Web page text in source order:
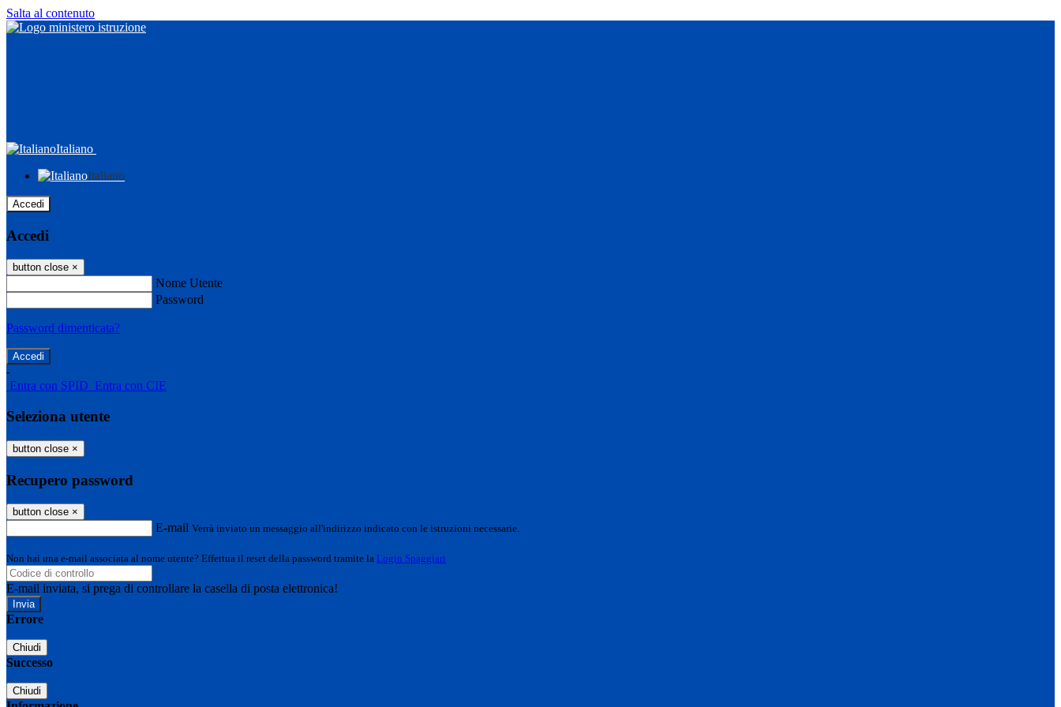
Salta al contenuto
Italiano
Italiano
Accedi
Accedi
button close ×
Nome Utente
Password
Password dimenticata?
-
Entra con SPID Entra con CIE
Seleziona utente
button close ×
Recupero password
button close ×
E-mail Verrà inviato un messaggio all'indirizzo indicato con le istruzioni necessarie.
Non hai una e-mail associata al nome utente? Effettua il reset della password tramite la Login Spaggiari
E-mail inviata, si prega di controllare la casella di posta elettronica!
Errore
Chiudi
Successo
Chiudi